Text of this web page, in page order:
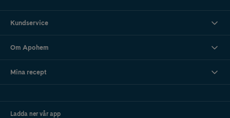
Kundservice
Om Apohem
Mina recept
Ladda ner vår app